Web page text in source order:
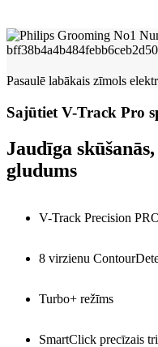
Pasaulē labākais zīmols
Sajūtiet V-Track Pro
Jaudīga
gludums
V-Track Precision
8 virzienu
Turbo+ režīms
SmartClick precīzais